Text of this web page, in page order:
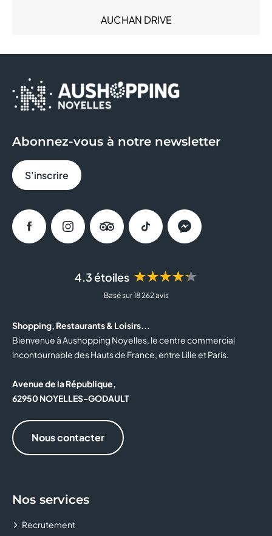
AUCHAN DRIVE
BLEU
BONOBO
BOTTINA
BOUTIQUE OFFICIELLE DU RC LENS
BOUYGUES TELECOM
BRIOCHE DORÉE
BURGER KING
Santé (6)
Sous-vêtements (8)
Sweat Eats (1)
4.3 étoiles ★★★★★
Basé sur 18 262 avis
Shopping, Restaurants & Loisirs...
Bienvenue à Aushopping Noyelles, le centre commercial
incontournable des Hauts de France, entre Lille et Paris.
Avenue de la République,
62950 NOYELLES-GODAULT
Nous contacter
Nos services
Recrutement
Abonnez-vous à notre newsletter
S'inscrire
FacebookInstagramTripadvisorTiktok Messenger